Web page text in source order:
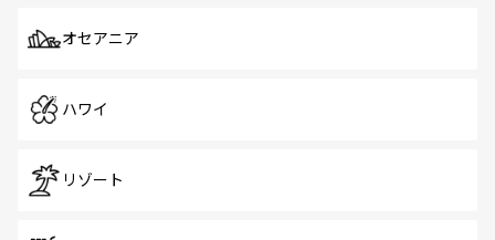
オセアニア
ハワイ
リゾート